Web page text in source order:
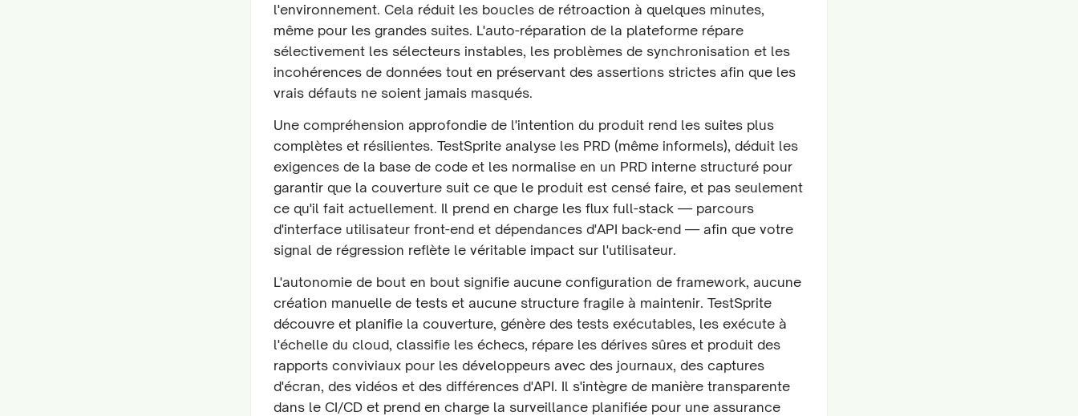
l'environnement. Cela réduit les boucles de rétroaction à quelques minutes,
même pour les grandes suites. L'auto-réparation de la plateforme répare
sélectivement les sélecteurs instables, les problèmes de synchronisation et les
incohérences de données tout en préservant des assertions strictes afin que les
vrais défauts ne soient jamais masqués.
Une compréhension approfondie de l'intention du produit rend les suites plus
complètes et résilientes. TestSprite analyse les PRD (même informels), déduit les
exigences de la base de code et les normalise en un PRD interne structuré pour
garantir que la couverture suit ce que le produit est censé faire, et pas seulement
ce qu'il fait actuellement. Il prend en charge les flux full-stack — parcours
d'interface utilisateur front-end et dépendances d'API back-end — afin que votre
signal de régression reflète le véritable impact sur l'utilisateur.
L'autonomie de bout en bout signifie aucune configuration de framework, aucune
création manuelle de tests et aucune structure fragile à maintenir. TestSprite
découvre et planifie la couverture, génère des tests exécutables, les exécute à
l'échelle du cloud, classifie les échecs, répare les dérives sûres et produit des
rapports conviviaux pour les développeurs avec des journaux, des captures
d'écran, des vidéos et des différences d'API. Il s'intègre de manière transparente
dans le CI/CD et prend en charge la surveillance planifiée pour une assurance